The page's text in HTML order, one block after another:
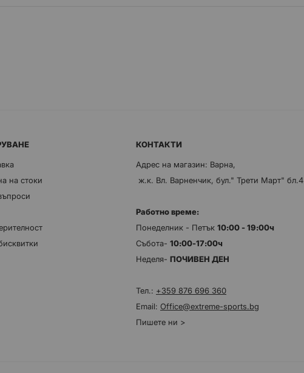
на стоки
КОНТАКТИ
Адрес на магазин: Варна,
ж.к. Вл. Варненчик, бул." Трети Март" бл.4
Работно време:
Понеделник - Петък 10:00 - 19:00ч
Събота- 10:00-17:00ч
Неделя- ПОЧИВЕН ДЕН
Тел.: +359 876 696 360
Email: Office@extreme-sports.bg
Пишете ни >